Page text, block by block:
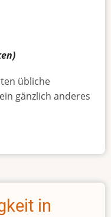
übliche
gänzlich anderes
in